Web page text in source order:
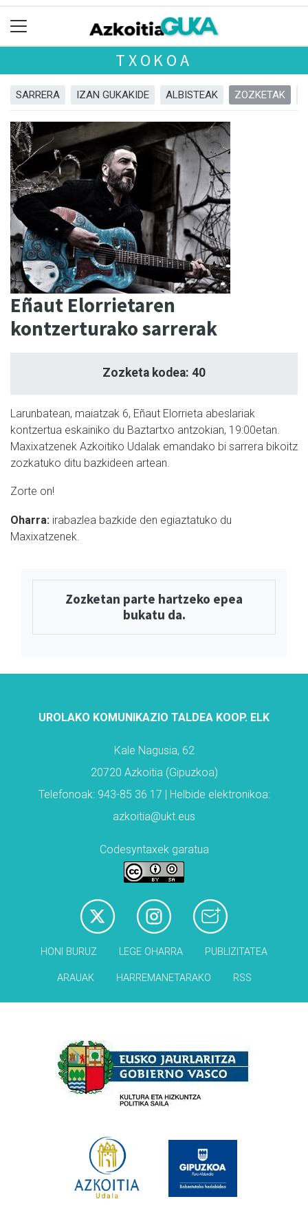
TXOKOA
SARRERA IZAN GUKAKIDE ALBISTEAK ZOZKETAK
Eñaut Elorrietaren
kontzerturako sarrerak
Zozketa kodea: 40
Larunbatean, maiatzak 6, Eñaut Elorrieta abeslariak
kontzertua eskainiko du Baztartxo antzokian, 19:00etan.
Maxixatzenek Azkoitiko Udalak emandako bi sarrera bikoitz
zozkatuko ditu bazkideen artean.
Zorte on!
Oharra: irabazlea bazkide den egiaztatuko du
Maxixatzenek.
Zozketan parte hartzeko epea
bukatu da.
UROLAKO KOMUNIKAZIO TALDEA KOOP. ELK
Kale Nagusia, 62
20720 Azkoitia (Gipuzkoa)
Telefonoak: 943-85 36 17 | Helbide elektronikoa:
azkoitia@ukt.eus
Codesyntaxek garatua
HONI BURUZ LEGE OHARRA PUBLIZITATEA
ARAUAK HARREMANETARAKO RSS